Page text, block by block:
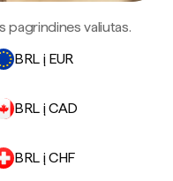
pagrindines valiutas.
BRL į EUR
BRL į CAD
BRL į CHF